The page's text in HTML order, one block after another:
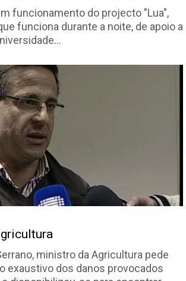
funcionamento do projecto "Lua",
funciona durante a noite, de apoio a
ministro da Agricultura pede
exaustivo dos danos provocados